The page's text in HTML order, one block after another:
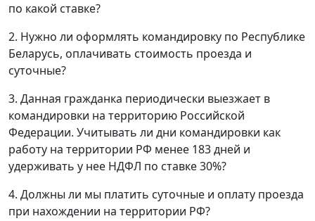
по какой ставке?
2. Нужно ли оформлять командировку по Республике
Беларусь, оплачивать стоимость проезда и
суточные?
3. Данная гражданка периодически выезжает в
командировки на территорию Российской
Федерации. Учитывать ли дни командировки как
работу на территории РФ менее 183 дней и
удерживать у нее НДФЛ по ставке 30%?
4. Должны ли мы платить суточные и оплату проезда
при нахождении на территории РФ?